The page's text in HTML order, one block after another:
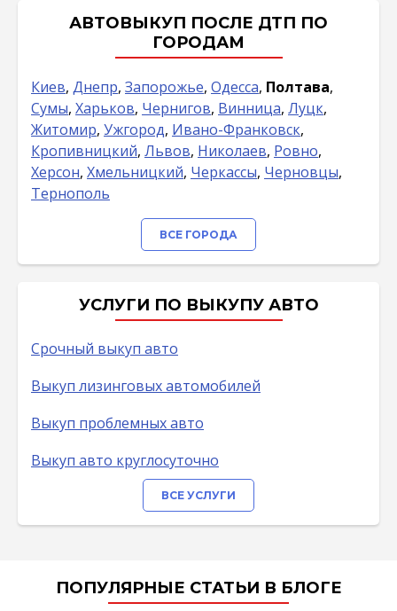
АВТОВЫКУП ПОСЛЕ ДТП ПО
ГОРОДАМ
Киев, Днепр, Запорожье, Одесса, Полтава,
Сумы, Харьков, Чернигов, Винница, Луцк,
Житомир, Ужгород, Ивано-Франковск,
Кропивницкий, Львов, Николаев, Ровно,
Херсон, Хмельницкий, Черкассы, Черновцы,
Тернополь
ВСЕ ГОРОДА
УСЛУГИ ПО ВЫКУПУ АВТО
Срочный выкуп авто
Выкуп лизинговых автомобилей
Выкуп проблемных авто
Выкуп авто круглосуточно
ВСЕ УСЛУГИ
ПОПУЛЯРНЫЕ СТАТЬИ В БЛОГЕ